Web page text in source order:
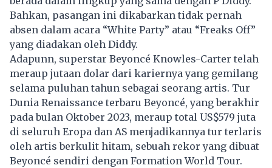
Bahkan, pasangan ini dikabarkan tidak pernah
absen dalam acara “White Party” atau “Freaks Off”
yang diadakan oleh Diddy.
Adapunn, superstar Beyoncé Knowles-Carter telah
meraup jutaan dolar dari kariernya yang gemilang
selama puluhan tahun sebagai seorang artis. Tur
Dunia Renaissance terbaru Beyoncé, yang berakhir
pada bulan Oktober 2023, meraup total US$579 juta
di seluruh Eropa dan AS menjadikannya tur terlaris
oleh artis berkulit hitam, sebuah rekor yang dibuat
Beyoncé sendiri dengan Formation World Tour.